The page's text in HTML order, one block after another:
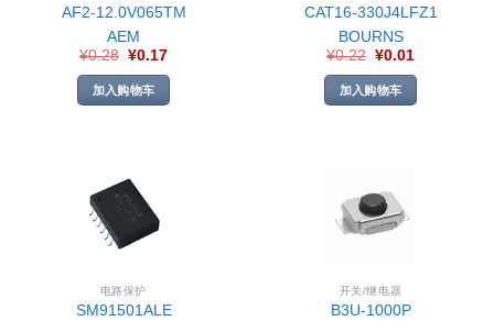
AF2-12.0V065TM
AEM
¥0.28 ¥0.17
加入购物车
CAT16-330J4LFZ1
BOURNS
¥0.22 ¥0.01
加入购物车
电路保护
SM91501ALE
开关/继电器
B3U-1000P